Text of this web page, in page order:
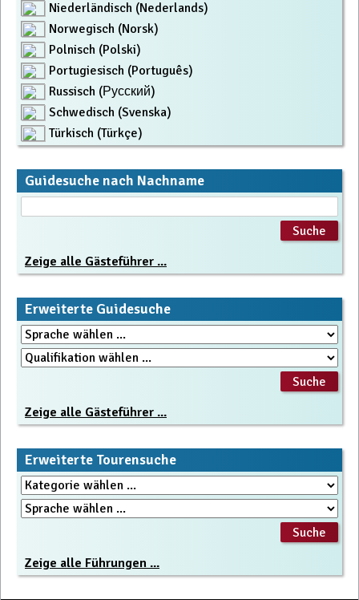
Niederländisch (Nederlands)
Norwegisch (Norsk)
Polnisch (Polski)
Portugiesisch (Português)
Russisch (Русский)
Schwedisch (Svenska)
Türkisch (Türkçe)
Guidesuche nach Nachname
Zeige alle Gästeführer ...
Erweiterte Guidesuche
Zeige alle Gästeführer ...
Erweiterte Tourensuche
Zeige alle Führungen ...